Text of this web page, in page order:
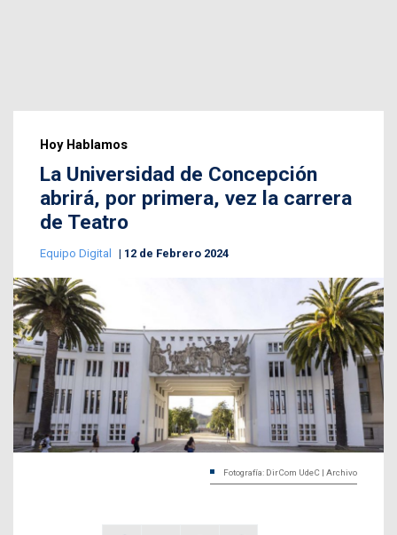
Hoy Hablamos
La Universidad de Concepción
abrirá, por primera, vez la carrera
de Teatro
Equipo Digital 12 de Febrero 2024
Fotografía: DirCom UdeC | Archivo